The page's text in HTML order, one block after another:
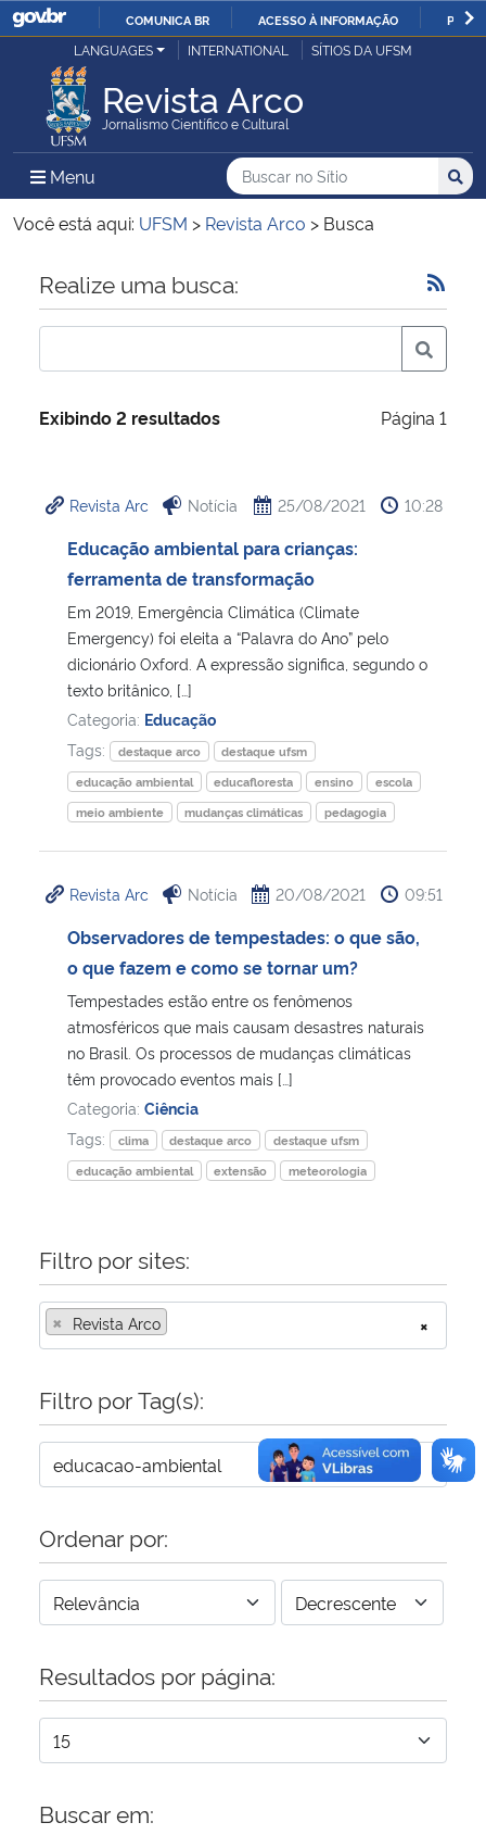
IR
O
COMUNICA BR ACESSO À INFORMAÇÃO
Ministério da Justiça e Segurança Pública
Ministério da Defesa
Ministério das Relações Exteriores
Ministério da Economia
Ministério da Infraestrutura
Ministério da Cidadania
Ministério de Minas e Energia
Ministério da Ciência, Tecnologia, Inovações e Comunicações
Ministério do Meio Ambiente
Ministério do Turismo
Ministério do Desenvolvimento Regional
Controladoria-Geral da União
Ministério da Mulher, da Família e dos Direitos Humanos
Secretaria-Geral
Secretaria de Governo
Gabinete de Segurança Institucional
Banco Central do Brasil
Planalto
LANGUAGES INTERNATIONAL SÍTIOS DA UFSM
Revista Arco
Jornalismo Científico e Cultural
Menu Menu Principal do Sítio
Busca
Buscar no no Sítio
Busca:
Você está aqui: UFSM > Revista Arco > Busca
Início do conteúdo
Realize uma busca:
Exibindo 2 resultados Página 1
Revista Arc Notícia 25/08/2021 10:28
Educação ambiental para crianças:
ferramenta de transformação
Em 2019, Emergência Climática (Climate
Emergency) foi eleita a “Palavra do Ano” pelo
dicionário Oxford. A expressão significa, segundo o
texto britânico, […]
Categoria: Educação
Tags:
destaque arco
destaque ufsm
educação ambiental
educafloresta ensino
escola
meio ambiente
mudanças climáticas pedagogia
Revista Arc Notícia 20/08/2021 09:51
Observadores de tempestades: o que são,
o que fazem e como se tornar um?
Tempestades estão entre os fenômenos
atmosféricos que mais causam desastres naturais
no Brasil. Os processos de mudanças climáticas
têm provocado eventos mais […]
Categoria: Ciência
Tags:
clima destaque arco
destaque ufsm
educação ambiental
extensão meteorologia
Filtro por sites:
×
× Revista Arco
Filtro por Tag(s):
Ordenar por:
Resultados por página:
Buscar em: